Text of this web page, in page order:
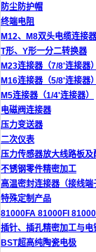
防尘防护帽
终端电阻
M12、M8双头电缆连接器
T形、Y形一分二转换器
M23连接器（7/8'连接器）
M16连接器（5/8'连接器）
M5连接器（1/4'连接器）
电磁阀连接器
压力变送器
二次仪表
压力传感器放大线路板及
不锈钢零件精密加工
高温密封连接器（接线端
特殊定制产品
81000FA 81000FI
插针、插孔精密加工与电
BST超高纯陶瓷电极